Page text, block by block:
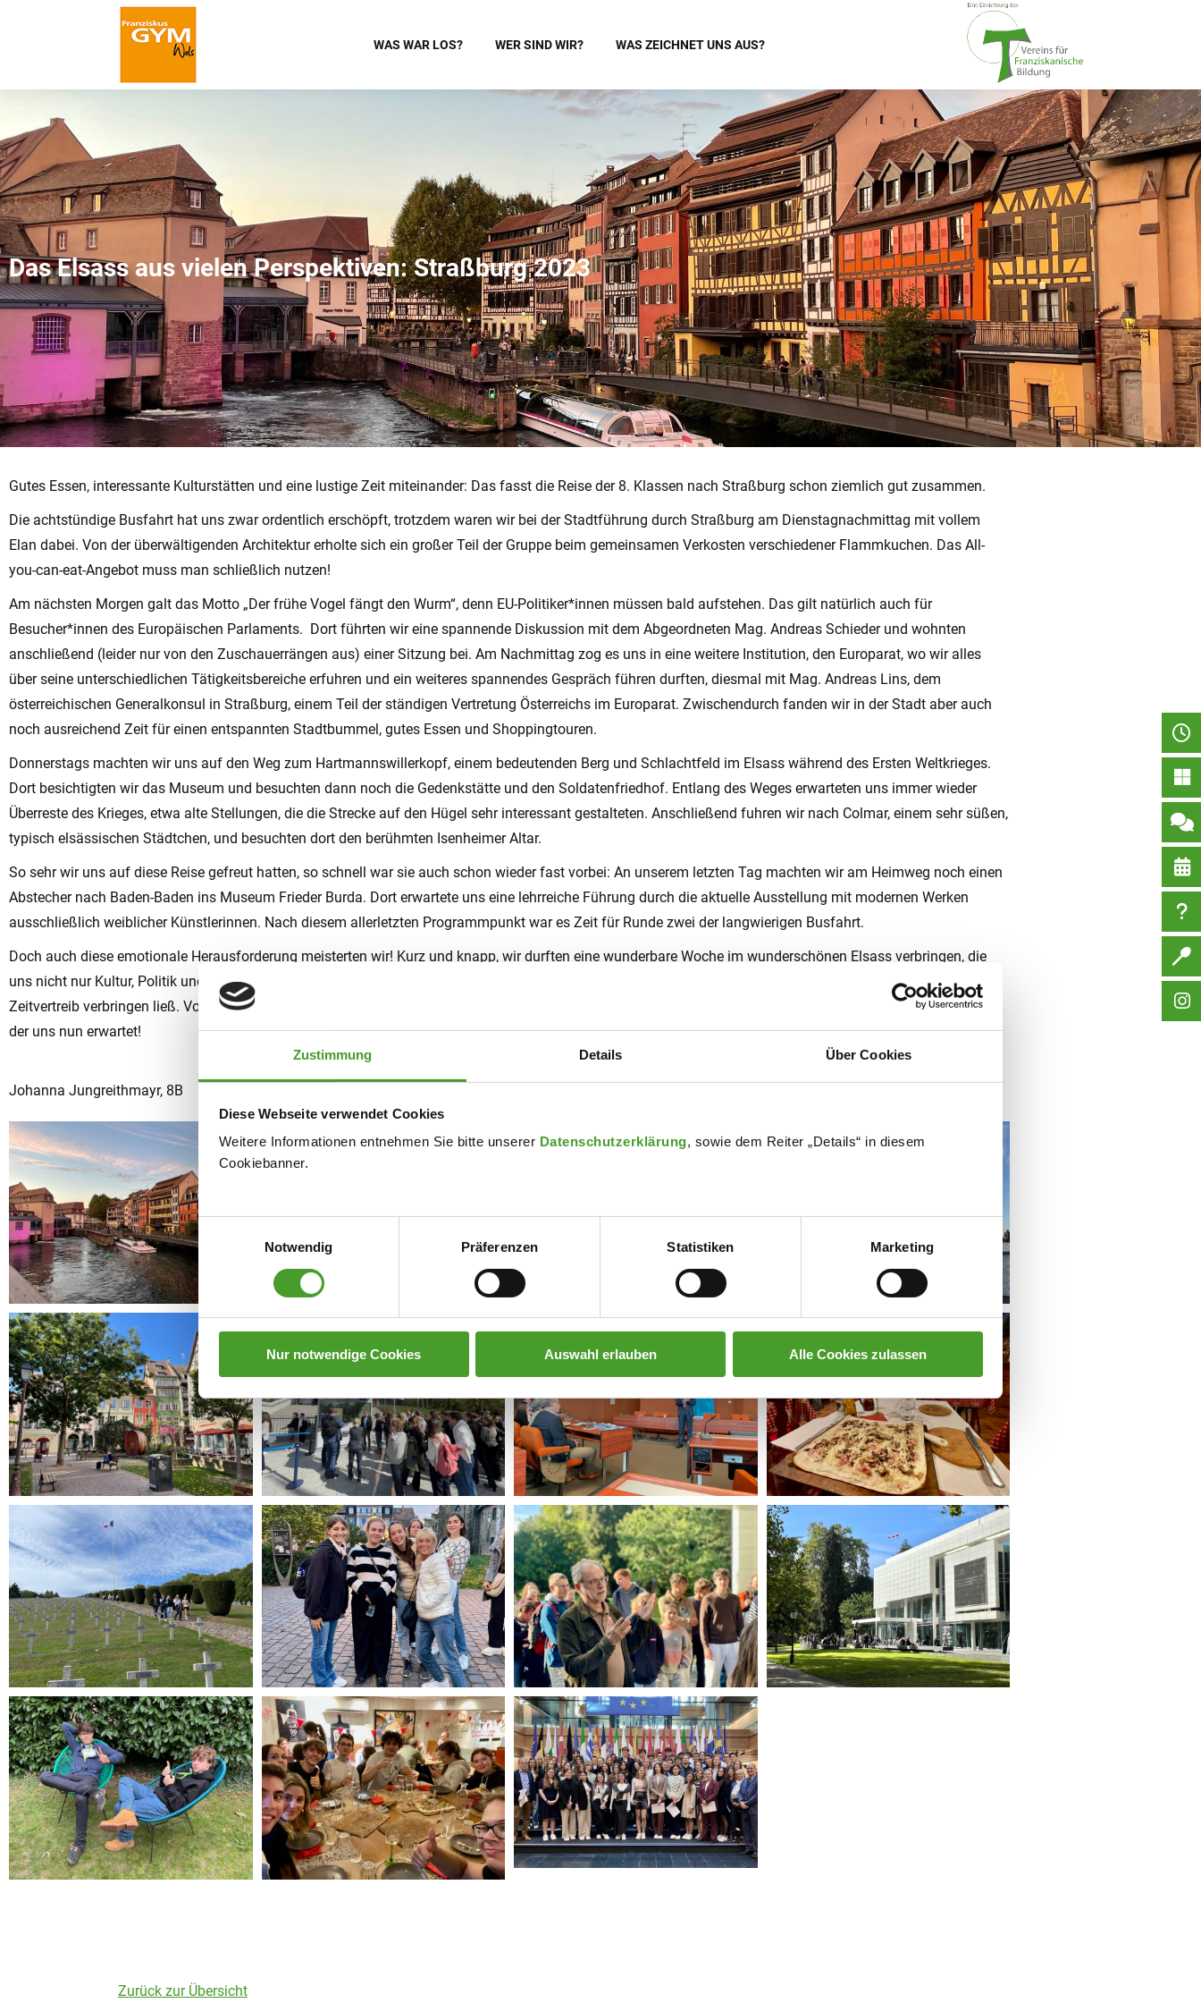
Zustimmung Details Über Cookies
Diese Webseite verwendet Cookies
Weitere Informationen entnehmen Sie bitte unserer Datenschutzerklärung, sowie dem Reiter „Details“ in diesem
Cookiebanner.
Einwilligungsauswahl
Notwendig
Präferenzen Statistiken Marketing
Nur notwendige Cookies Auswahl erlauben Alle Cookies zulassen
WAS WAR LOS? WER SIND WIR? WAS ZEICHNET UNS AUS?
Das Elsass aus vielen Perspektiven: Straßburg 2023
Gutes Essen, interessante Kulturstätten und eine lustige Zeit miteinander: Das fasst die Reise der 8. Klassen nach Straßburg schon ziemlich gut zusammen.
Die achtstündige Busfahrt hat uns zwar ordentlich erschöpft, trotzdem waren wir bei der Stadtführung durch Straßburg am Dienstagnachmittag mit vollem
Elan dabei. Von der überwältigenden Architektur erholte sich ein großer Teil der Gruppe beim gemeinsamen Verkosten verschiedener Flammkuchen. Das All-
you-can-eat-Angebot muss man schließlich nutzen!
Am nächsten Morgen galt das Motto „Der frühe Vogel fängt den Wurm“, denn EU-Politiker*innen müssen bald aufstehen. Das gilt natürlich auch für
Besucher*innen des Europäischen Parlaments. Dort führten wir eine spannende Diskussion mit dem Abgeordneten Mag. Andreas Schieder und wohnten
anschließend (leider nur von den Zuschauerrängen aus) einer Sitzung bei. Am Nachmittag zog es uns in eine weitere Institution, den Europarat, wo wir alles
über seine unterschiedlichen Tätigkeitsbereiche erfuhren und ein weiteres spannendes Gespräch führen durften, diesmal mit Mag. Andreas Lins, dem
österreichischen Generalkonsul in Straßburg, einem Teil der ständigen Vertretung Österreichs im Europarat. Zwischendurch fanden wir in der Stadt aber auch
noch ausreichend Zeit für einen entspannten Stadtbummel, gutes Essen und Shoppingtouren.
Donnerstags machten wir uns auf den Weg zum Hartmannswillerkopf, einem bedeutenden Berg und Schlachtfeld im Elsass während des Ersten Weltkrieges.
Dort besichtigten wir das Museum und besuchten dann noch die Gedenkstätte und den Soldatenfriedhof. Entlang des Weges erwarteten uns immer wieder
Überreste des Krieges, etwa alte Stellungen, die die Strecke auf den Hügel sehr interessant gestalteten. Anschließend fuhren wir nach Colmar, einem sehr süßen,
typisch elsässischen Städtchen, und besuchten dort den berühmten Isenheimer Altar.
So sehr wir uns auf diese Reise gefreut hatten, so schnell war sie auch schon wieder fast vorbei: An unserem letzten Tag machten wir am Heimweg noch einen
Abstecher nach Baden-Baden ins Museum Frieder Burda. Dort erwartete uns eine lehrreiche Führung durch die aktuelle Ausstellung mit modernen Werken
ausschließlich weiblicher Künstlerinnen. Nach diesem allerletzten Programmpunkt war es Zeit für Runde zwei der langwierigen Busfahrt.
Doch auch diese emotionale Herausforderung meisterten wir! Kurz und knapp, wir durften eine wunderbare Woche im wunderschönen Elsass verbringen, die
uns nicht nur Kultur, Politik und den Europagedanken nähergebracht hat, sondern uns auch gemeinsam lustige Stunden mit Spielen, Quatschen oder anderem
Zeitvertreib verbringen ließ. Von unserer letzten richtigen Schulreise kommen wir gestärkt, motiviert und (mehr oder weniger) munter zurück für den Endspurt,
der uns nun erwartet!
Johanna Jungreithmayr, 8B
Zurück zur Übersicht